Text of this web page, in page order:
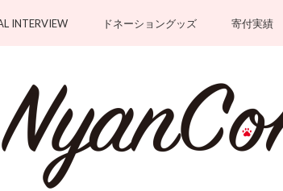
INTERVIEW ドネーショングッズ 寄付実績